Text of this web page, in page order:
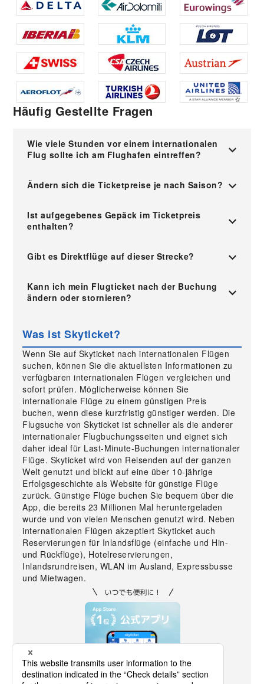
Häufig Gestellte Fragen
Wie viele Stunden vor einem internationalen
Flug sollte ich am Flughafen eintreffen?
Ändern sich die Ticketpreise je nach Saison?
Ist aufgegebenes Gepäck im Ticketpreis
enthalten?
Gibt es Direktflüge auf dieser Strecke?
Kann ich mein Flugticket nach der Buchung
ändern oder stornieren?
Was ist Skyticket?
Wenn Sie auf Skyticket nach internationalen Flügen
suchen, können Sie die aktuellsten Informationen zu
verfügbaren internationalen Flügen vergleichen und
sofort prüfen. Möglicherweise können Sie
internationale Flüge zu einem günstigen Preis
buchen, wenn diese kurzfristig günstiger werden. Die
Flugsuche von Skyticket ist schneller als die anderer
internationaler Flugbuchungsseiten und eignet sich
daher ideal für Last-Minute-Buchungen internationaler
Flüge. Skyticket wird von Reisenden auf der ganzen
Welt genutzt und blickt auf eine über 10-jährige
Erfolgsgeschichte als Website für günstige Flüge
zurück. Günstige Flüge buchen Sie bequem über die
App, die bereits 23 Millionen Mal heruntergeladen
wurde und von vielen Menschen genutzt wird. Neben
internationalen Flügen akzeptiert Skyticket auch
Reservierungen für Inlandsflüge (einfache und Hin-
und Rückflüge), Hotelreservierungen,
Inlandsrundreisen, WLAN im Ausland, Expressbusse
und Mietwagen.